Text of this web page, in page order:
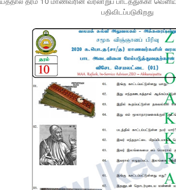
பதிவிடப்படுகிறது